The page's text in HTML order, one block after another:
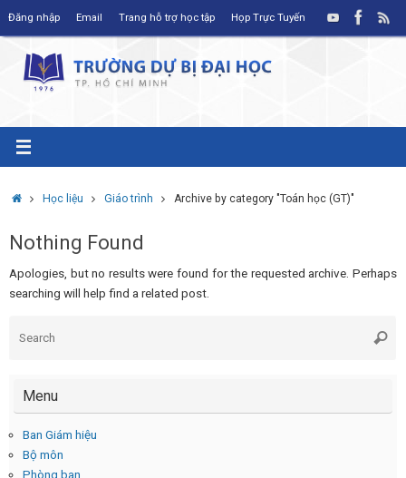
Đăng nhập Email Trang hỗ trợ học tập Họp Trực Tuyến
HomeHọc liệu Giáo trình Archive by category "Toán học (GT)"
Nothing Found
Apologies, but no results were found for the requested archive. Perhaps
searching will help find a related post.
Menu
Ban Giám hiệu
Bộ môn
Phòng ban